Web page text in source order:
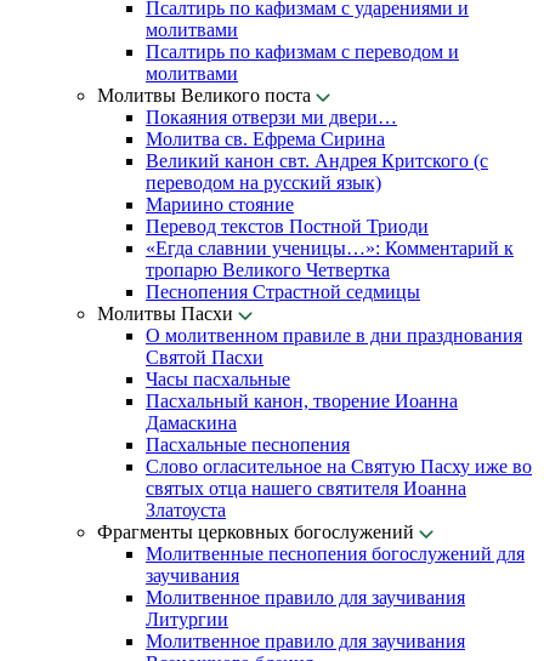
Псалтирь по кафизмам с ударениями и
молитвами
Псалтирь по кафизмам с переводом и
молитвами
Молитвы Великого поста
Покаяния отверзи ми двери…
Молитва св. Ефрема Сирина
Великий канон свт. Андрея Критского (с
переводом на русский язык)
Мариино стояние
Перевод текстов Постной Триоди
«Егда славнии ученицы…»: Комментарий к
тропарю Великого Четвертка
Песнопения Страстной седмицы
Молитвы Пасхи
О молитвенном правиле в дни празднования
Святой Пасхи
Часы пасхальные
Пасхальный канон, творение Иоанна
Дамаскина
Пасхальные песнопения
Слово огласительное на Святую Пасху иже во
святых отца нашего святителя Иоанна
Златоуста
Фрагменты церковных богослужений
Молитвенные песнопения богослужений для
заучивания
Молитвенное правило для заучивания
Литургии
Молитвенное правило для заучивания